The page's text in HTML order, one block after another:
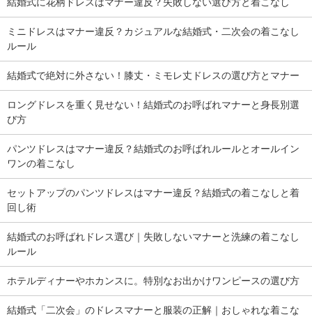
ミニドレスはマナー違反？カジュアルな結婚式・二次会の着こなし
ルール
結婚式で絶対に外さない！膝丈・ミモレ丈ドレスの選び方とマナー
ロングドレスを重く見せない！結婚式のお呼ばれマナーと身長別選
び方
パンツドレスはマナー違反？結婚式のお呼ばれルールとオールイン
ワンの着こなし
セットアップのパンツドレスはマナー違反？結婚式の着こなしと着
回し術
結婚式のお呼ばれドレス選び｜失敗しないマナーと洗練の着こなし
ルール
ホテルディナーやホカンスに。特別なお出かけワンピースの選び方
結婚式「二次会」のドレスマナーと服装の正解｜おしゃれな着こな